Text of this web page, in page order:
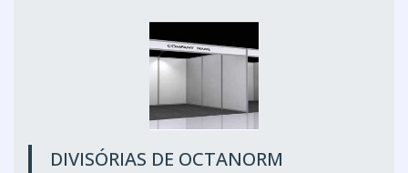
DIVISÓRIAS DE OCTANORM